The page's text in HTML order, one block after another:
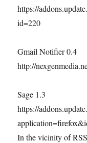
https://
id=220
Gmail Notifier 0.4
http://
Sage 1.3
https://
In the vicinity of RSS